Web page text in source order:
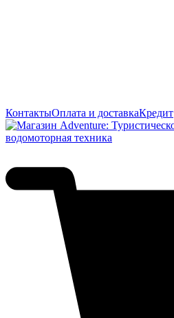
КонтактыОплата и доставкаКредит